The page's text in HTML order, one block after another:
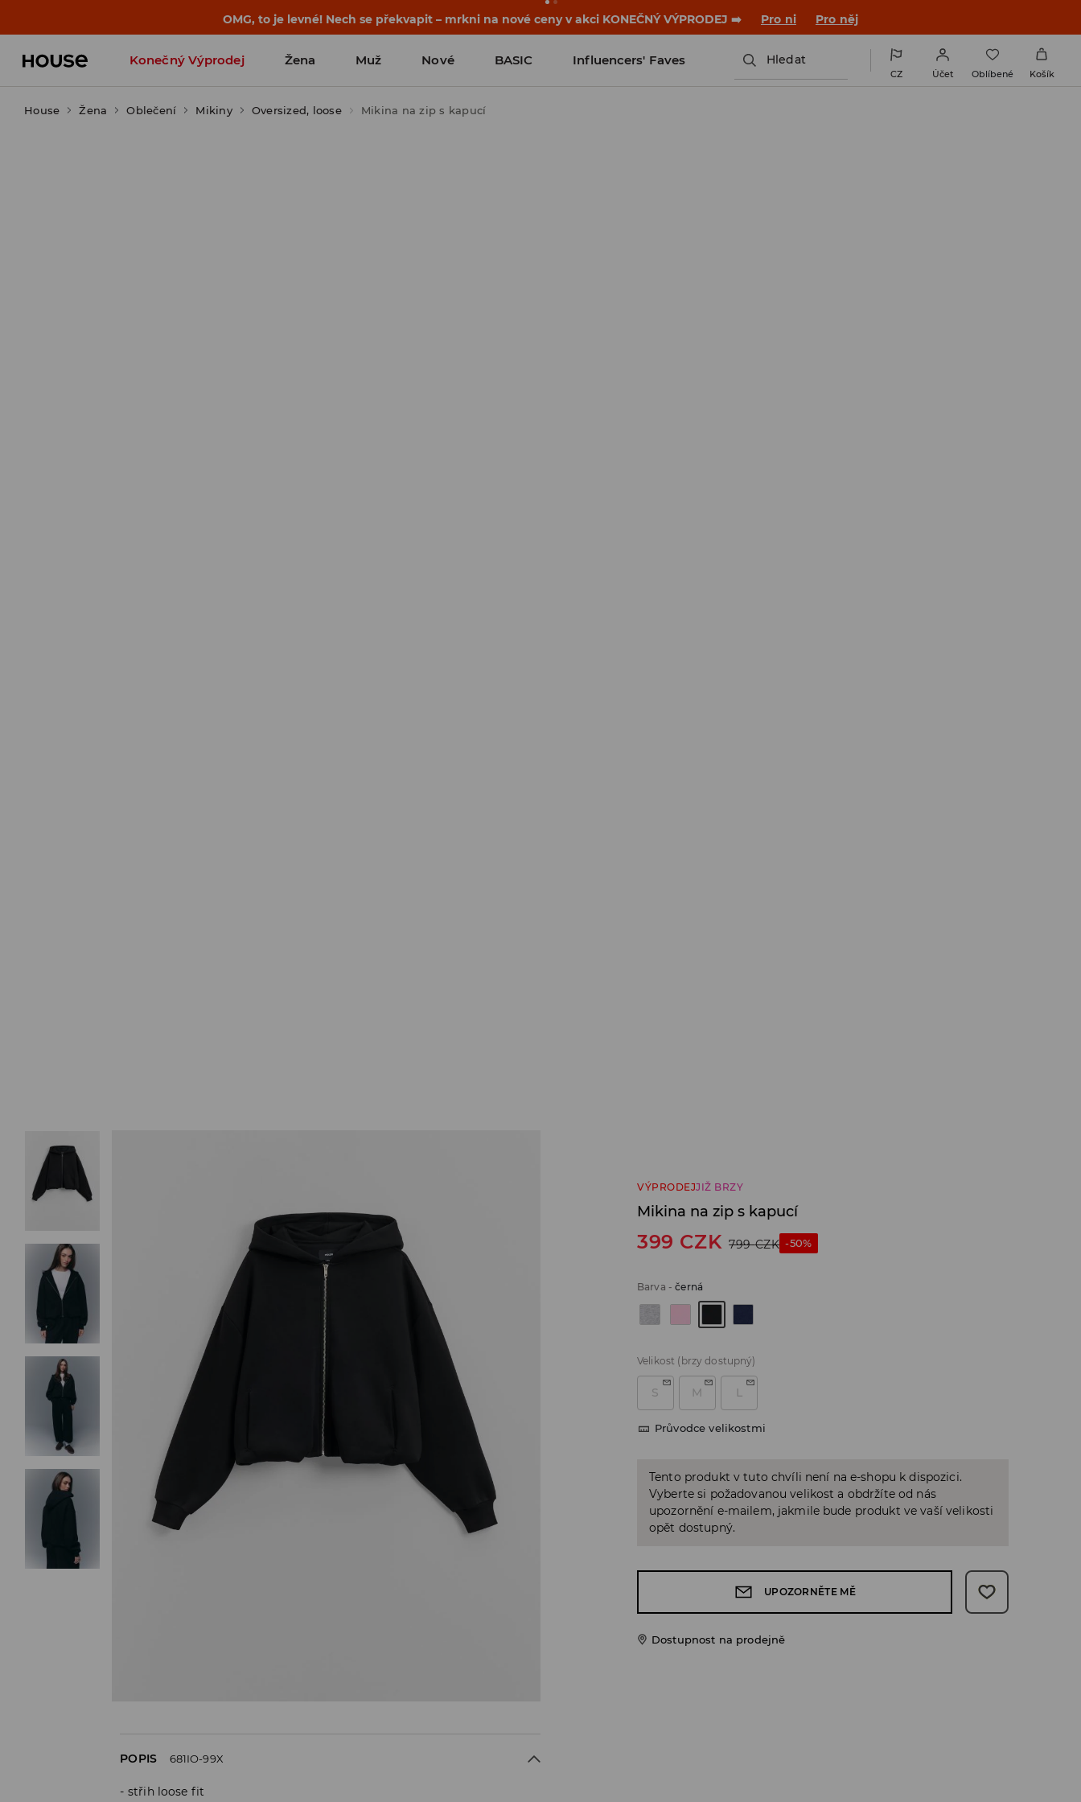
OMG, to je levné! Nech se překvapit – mrkni na nové ceny v akci KONEČNÝ VÝPRODEJ ➡️ Pro ni Pro něj
Konečný Výprodej Žena Muž Nové BASIC Influencers' Faves Hledat
CZ Účet Oblíbené Košík
House Žena Oblečení Mikiny Oversized, loose Mikina na zip s kapucí
VÝPRODEJJIŽ BRZY
Mikina na zip s kapucí
399 CZK 799 CZK -50%
Barva -černá
Velikost (brzy dostupný)
S M L
Průvodce velikostmi
Tento produkt v tuto chvíli není na e-shopu k dispozici.
Vyberte si požadovanou velikost a obdržíte od nás
upozornění e-mailem, jakmile bude produkt ve vaší velikosti
opět dostupný.
UPOZORNĚTE MĚ
Dostupnost na prodejně
POPIS 681IO-99X
střih loose fit